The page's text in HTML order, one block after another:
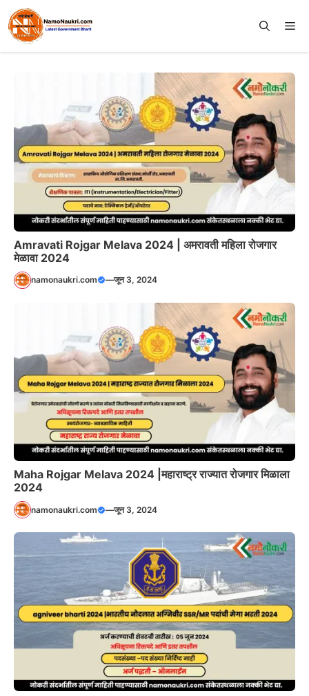
content
Amravati Rojgar Melava 2024 | अमरावती महिला रोजगार
मेळावा 2024
namonaukri.com —जून 3, 2024
Maha Rojgar Melava 2024 |महाराष्ट्र राज्यात रोजगार मिळाला
2024
namonaukri.com —जून 3, 2024